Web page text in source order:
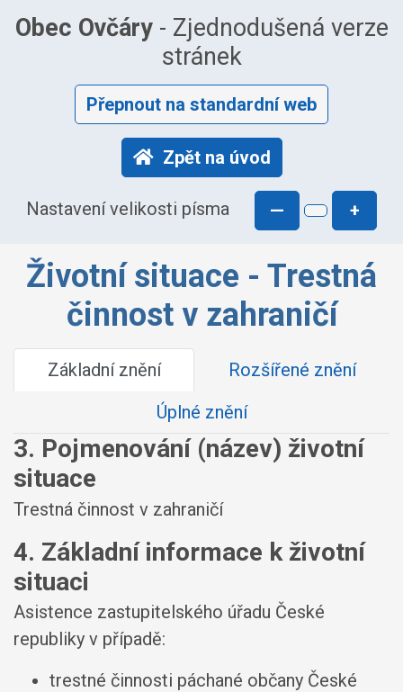
Obec Ovčáry- Zjednodušená verze
stránek
Přepnout na standardní web
Zpět na úvod
Nastavení velikosti písma — +
Životní situace - Trestná
činnost v zahraničí
Základní znění
Rozšířené znění
Úplné znění
3. Pojmenování (název) životní
situace
Trestná činnost v zahraničí
4. Základní informace k životní
situaci
Asistence zastupitelského úřadu České
republiky v případě:
trestné činnosti páchané občany České